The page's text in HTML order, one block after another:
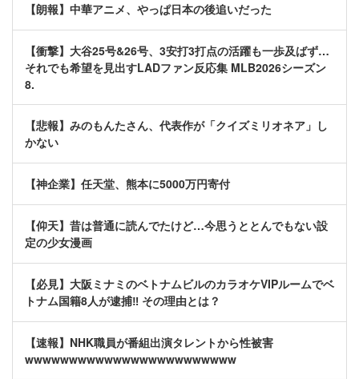
【朗報】中華アニメ、やっぱ日本の後追いだった
【衝撃】大谷25号&26号、3安打3打点の活躍も一歩及ばず…
それでも希望を見出すLADファン反応集 MLB2026シーズン
8.
【悲報】みのもんたさん、代表作が「クイズミリオネア」し
かない
【神企業】任天堂、熊本に5000万円寄付
【仰天】昔は普通に読んでたけど…今思うととんでもない設
定の少女漫画
【必見】大阪ミナミのベトナムビルのカラオケVIPルームでベ
トナム国籍8人が逮捕‼ その理由とは？
【速報】NHK職員が番組出演タレントから性被害
wwwwwwwwwwwwwwwwwwwwwwww